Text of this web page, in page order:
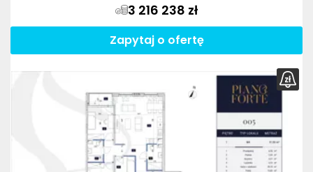
3 216 238 zł
Zapytaj o ofertę